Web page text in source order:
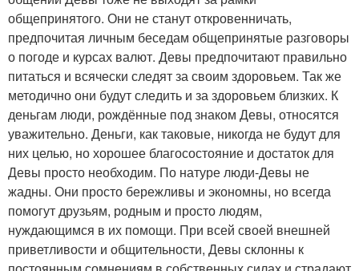
общепринятого. Они не станут откровенничать,
предпочитая личным беседам общепринятые разговоры
о погоде и курсах валют. Девы предпочитают правильно
питаться и всячески следят за своим здоровьем. Так же
методично они будут следить и за здоровьем близких. К
деньгам люди, рождённые под знаком Девы, относятся
уважительно. Деньги, как таковые, никогда не будут для
них целью, но хорошее благосостояние и достаток для
Девы просто необходим. По натуре люди-Девы не
жадны. Они просто бережливы и экономны, но всегда
помогут друзьям, родным и просто людям,
нуждающимся в их помощи. При всей своей внешней
приветливости и общительности, Девы склонны к